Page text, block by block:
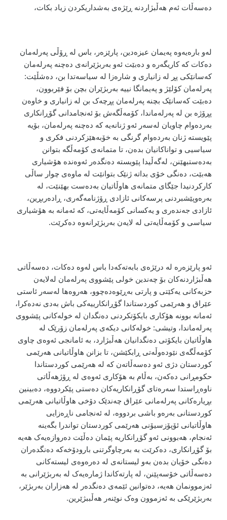
دەسەڵات ئەم هەڵبژاردنە ڕێژەی بەشداریکردن زیاد بکات،
لەو بارەیەوە پەیمان عیزەدین، پارێزەر، باس لە ڕۆڵی پەرلەمان
دەکات کە کاریگەرە و دەبێت ئەو بەربژێرانەی دەچنە پەرلەمان
کەسانێکی پڕ لە زانیاری و شارەزا لە سیاسەتدا بن، دەشڵێت:
پەرلەمان کۆلێژ و پەیمانگا نییە بەربژێران بچن بۆ فێربوون،
دەبێت کەسانێک بچنە پەرلەمان پڕچەک بن لە زانیاری و خاوەن
پڕۆژە بن لە پەرلەماندا، کۆمەڵگەش بۆ ئەنجامدانی گۆڕانکاری
بەردەوام چاویان لەسەر ئەو ژنانەیە کە دەچنە پەرلەمان، بۆیە
پێویستە ژنان بەردەوام گرنگی بە خۆبەهێزکردنی فکری و
سیاسیی و تواناکانیان بدەن، تا متمانەی کۆمەڵگە بتوانن
بەدەستبهێنن، لەگەڵیدا پێویستە دەنگدەر ئەوەندە هۆشیاری
هەبێت، دەنگی خۆی بداتە ژنێک بتوانێت لە ماوەی چوار ساڵی
کارکردنیدا جێگای متمانەی هاوڵاتیان بەدەست بهێنێت، لە
بەرەوپێشبردنی پرسەکانی ئازادی ڕۆژنامەگەری، ڕادەربڕین،
ئازادی جەندەری و یەکسانی کۆمەڵایەتی، کە ئەمانە بە هۆشیاری
سیاسی و کۆمەڵایەتی لە لایەن بەربژێرانەوە دەکرێت.
ئەو پارێزەرە لە درێژەی بابەتەکەدا باس لەوە دەکات، دەسەڵاتی
هەڵبژاردنەکان بۆ چەندین خولی پێشووی پەرلەمان لەلایەن
حزبەکانی یەکێتی و پارتی بەڕێوەدەچوو، هەروەها لەسەر ئاستی
عێراق و هەرێمی کوردستاندا گۆڕانکارییەکی باش بەدی نەدەکرا،
ئەمانە بوونە هۆکاری بایکۆتکردنی دەنگدان لە خولەکانی پێشووی
پەرلەماندا، وتیشی: خولەکانی دیکەی پەرلەمان زۆرێک لە
هاوڵاتیان بایکۆتی دەنگدانیان هەڵبژارد، بە ئامانجی ئەوەی چاوی
کۆمەڵگەی نێودەوڵەتی ڕابکێشن، تا بزانن هاوڵاتیانی هەرێمی
کوردستان دژی ئەو دەسەڵاتەن کە لە هەرێمی کوردستاندا
حکومڕانی دەکەن، بەڵام بە هۆکاری ئەوەی لە ڕۆژهەڵاتی
ناوەڕاستدا سەرەتای گۆڕانکاریەکان دەستی پێکردووە، دەبینین
بڕیارەکانی پەرلەمانی عێراق چەندێک دۆخی هاوڵاتیانی هەرێمی
کوردستانی بەرەو باشی بردووە، لە ئەنجامی ناڕەزایی
هاوڵاتیانی ئۆپۆزسیۆنی هەرێمی کوردستان تواندرا بگەینە
ئەنجام، هەبوونی ئەو گۆڕانکاریە پێمان دەڵێت دەروازەیەک هەیە
بۆ گۆڕانکاری، دەکرێت بە بەرچاوگرتنی بارودۆخەکە دەنگدەران
دەنگی خۆیان بدەن بەو لیستانەی لە دەرەوەی لیستەکانی
دەسەڵاتی خۆسەپێنن، لە پارتەکاندا ژمارەیەک لە بەربژێرانی بە
ئەزموونمان هەیە، دەتوانین ئێمەی دەنگدەر لە هەزاران بەربژێر،
بەربژێرێکی بە ئەزموون وەک نوێنەر هەڵببژێرین.